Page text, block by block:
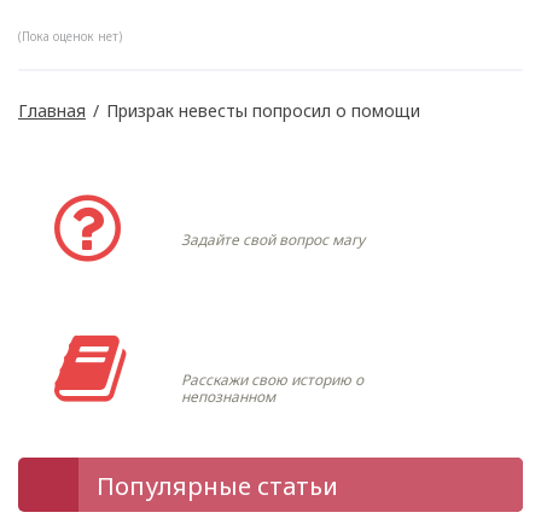
(Пока оценок нет)
Главная / Призрак невесты попросил о помощи
Задайте свой вопрос магу
Расскажи свою историю о
непознанном
Популярные статьи